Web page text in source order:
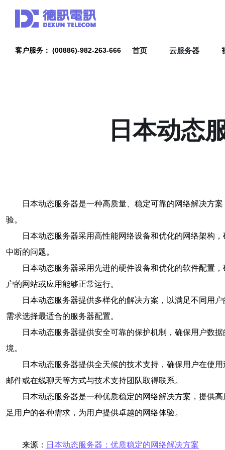
客户服务： (00886)-982-263-666 首页 云服务器
日本动态
日本动态服务器是一种高质量、稳定可靠的网络解决方
验。
日本动态服务器采用高性能网络设备和优化的网络架构
中断的问题。
日本动态服务器采用先进的硬件设备和优化的软件配置
户的网站或应用能够正常运行。
日本动态服务器提供多样化的解决方案，以满足不同用
需求选择最适合的服务器配置。
日本动态服务器提供安全可靠的保护机制，确保用户数
境。
日本动态服务器提供全天候的技术支持，确保用户在使
邮件或在线聊天等方式与技术支持团队取得联系。
日本动态服务器是一种优质稳定的网络解决方案，提供
足用户的各种需求，为用户提供卓越的网络体验。
来源： 日本动态服务器：优质稳定的网络解决方案